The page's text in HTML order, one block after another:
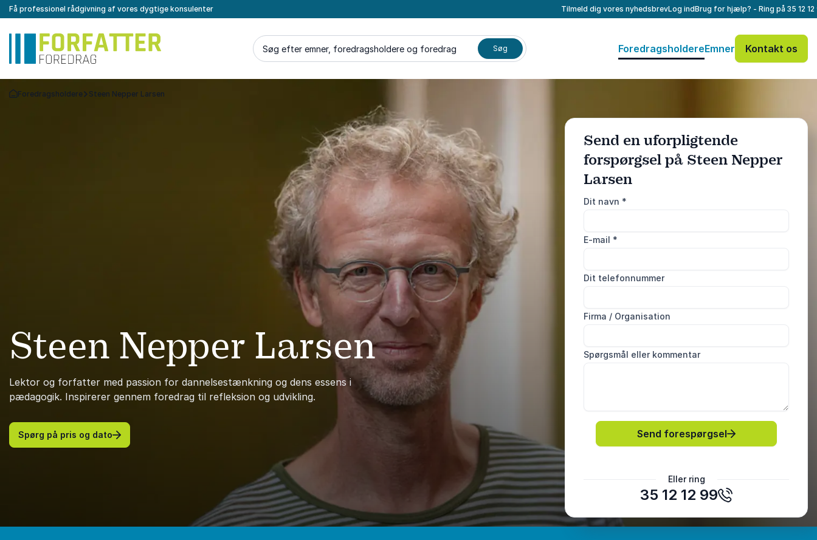
Få professionel rådgivning af vores dygtige konsulenter Tilmeld dig vores nyhedsbrevLog indBrug for hjælp? - Ring på 35 12
Søg efter emner, foredragsholdere og foredrag Søg ForedragsholdereEmner Kontakt os
Tilbage til forsiden
Foredragsholdere Steen Nepper Larsen
Steen Nepper Larsen
Lektor og forfatter med passion for dannelsestænkning og dens essens i
pædagogik. Inspirerer gennem foredrag til refleksion og udvikling.
Spørg på pris og dato
Send en uforpligtende
forspørgsel på Steen Nepper
Larsen
Dit navn *
E-mail *
Dit telefonnummer
Firma / Organisation
Spørgsmål eller kommentar
Send forespørgsel
Eller ring
35 12 12 99